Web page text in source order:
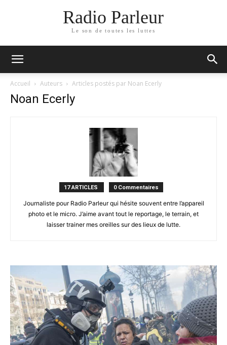
Radio Parleur
Le son de toutes les luttes
Accueil Auteurs Articles postés par Noan Ecerly
Noan Ecerly
17 ARTICLES 0 Commentaires
Journaliste pour Radio Parleur qui hésite souvent entre l’appareil
photo et le micro. J’aime avant tout le reportage, le terrain, et
laisser trainer mes oreilles sur des lieux de lutte.